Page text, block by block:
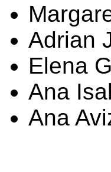
Adrian
Elena
Ana
Ana